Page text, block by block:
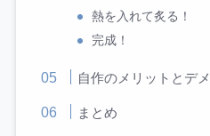
熱を入れて炙る！
完成！
自作のメリットとデ
まとめ